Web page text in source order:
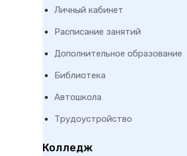
Личный кабинет
Расписание занятий
Дополнительное образование
Библиотека
Автошкола
Трудоустройство
Колледж